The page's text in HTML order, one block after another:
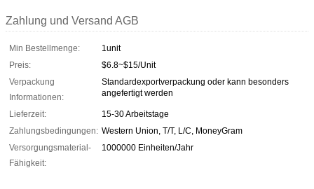
Zahlung und Versand AGB
Min Bestellmenge:
1unit
Preis:
$6.8~$15/Unit
Verpackung
Informationen:
Standardexportverpackung oder kann besonders
angefertigt werden
Lieferzeit:
15-30 Arbeitstage
Zahlungsbedingungen: Western Union, T/T, L/C, MoneyGram
Versorgungsmaterial-
Fähigkeit:
1000000 Einheiten/Jahr